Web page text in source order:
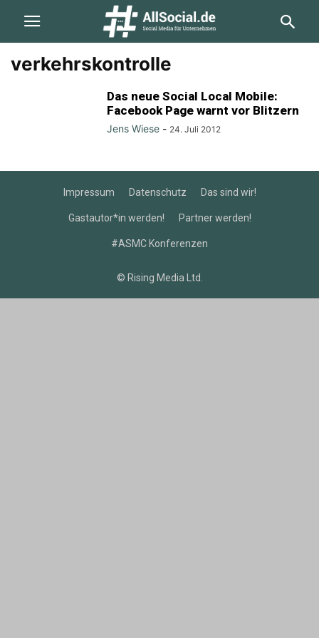
verkehrskontrolle
Das neue Social Local Mobile:
Facebook Page warnt vor Blitzern
Jens Wiese - 24. Juli 2012
Impressum Datenschutz Das sind wir!
Gastautor*in werden! Partner werden!
#ASMC Konferenzen
© Rising Media Ltd.